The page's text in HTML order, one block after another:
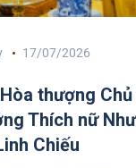
17/07/2026
thượng
Thích nữ
Chiếu